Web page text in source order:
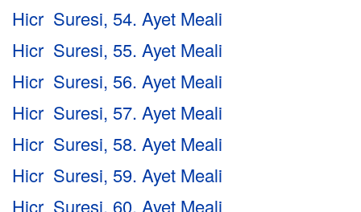
Hicr Suresi, 54. Ayet Meali
Hicr Suresi, 55. Ayet Meali
Hicr Suresi, 56. Ayet Meali
Hicr Suresi, 57. Ayet Meali
Hicr Suresi, 58. Ayet Meali
Hicr Suresi, 59. Ayet Meali
Hicr Suresi, 60. Ayet Meali